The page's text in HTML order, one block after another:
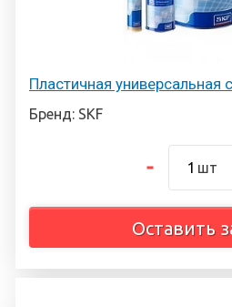
Пластичная универсальная
Бренд: SKF
шт
Оставить